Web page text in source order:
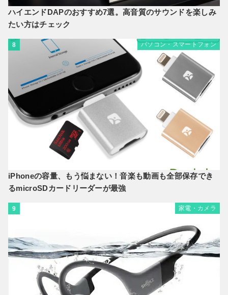
ハイエンドDAPのおすすめ7選。高音質のサウンドを楽しみ
たい方はチェック
8 パソコン・スマートフォン
iPhoneの容量、もう悩まない！音楽も動画も全部保存でき
るmicroSDカードリーダーが最強
9 家電・カメラ